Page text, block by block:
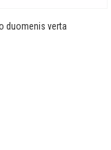
duomenis verta